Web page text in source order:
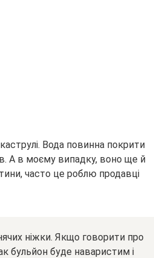
Вода повинна покрити
А в моєму випадку, воно ще й
часто це роблю продавці
ніжки. Якщо говорити про
бульйон буде наваристим і